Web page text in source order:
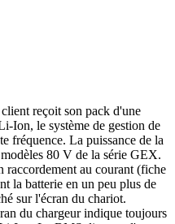
reçoit son pack d'une
Ion, le système de gestion de
fréquence. La puissance de la
80 V de la série GEX.
raccordement au courant (fiche
la batterie en un peu plus de
sur l'écran du chariot.
du chargeur indique toujours